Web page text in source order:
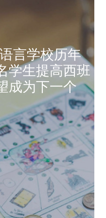
言学校历年
学生提高西班
成为下一个